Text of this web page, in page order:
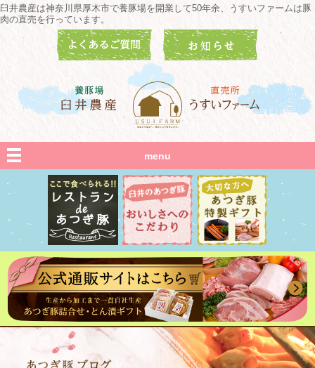
臼井農産は神奈川県厚木市で養豚場を開業して50年余、うすいファームは豚
肉の直売を行っています。
menu